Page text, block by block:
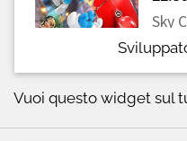
Vuoi questo widget sul